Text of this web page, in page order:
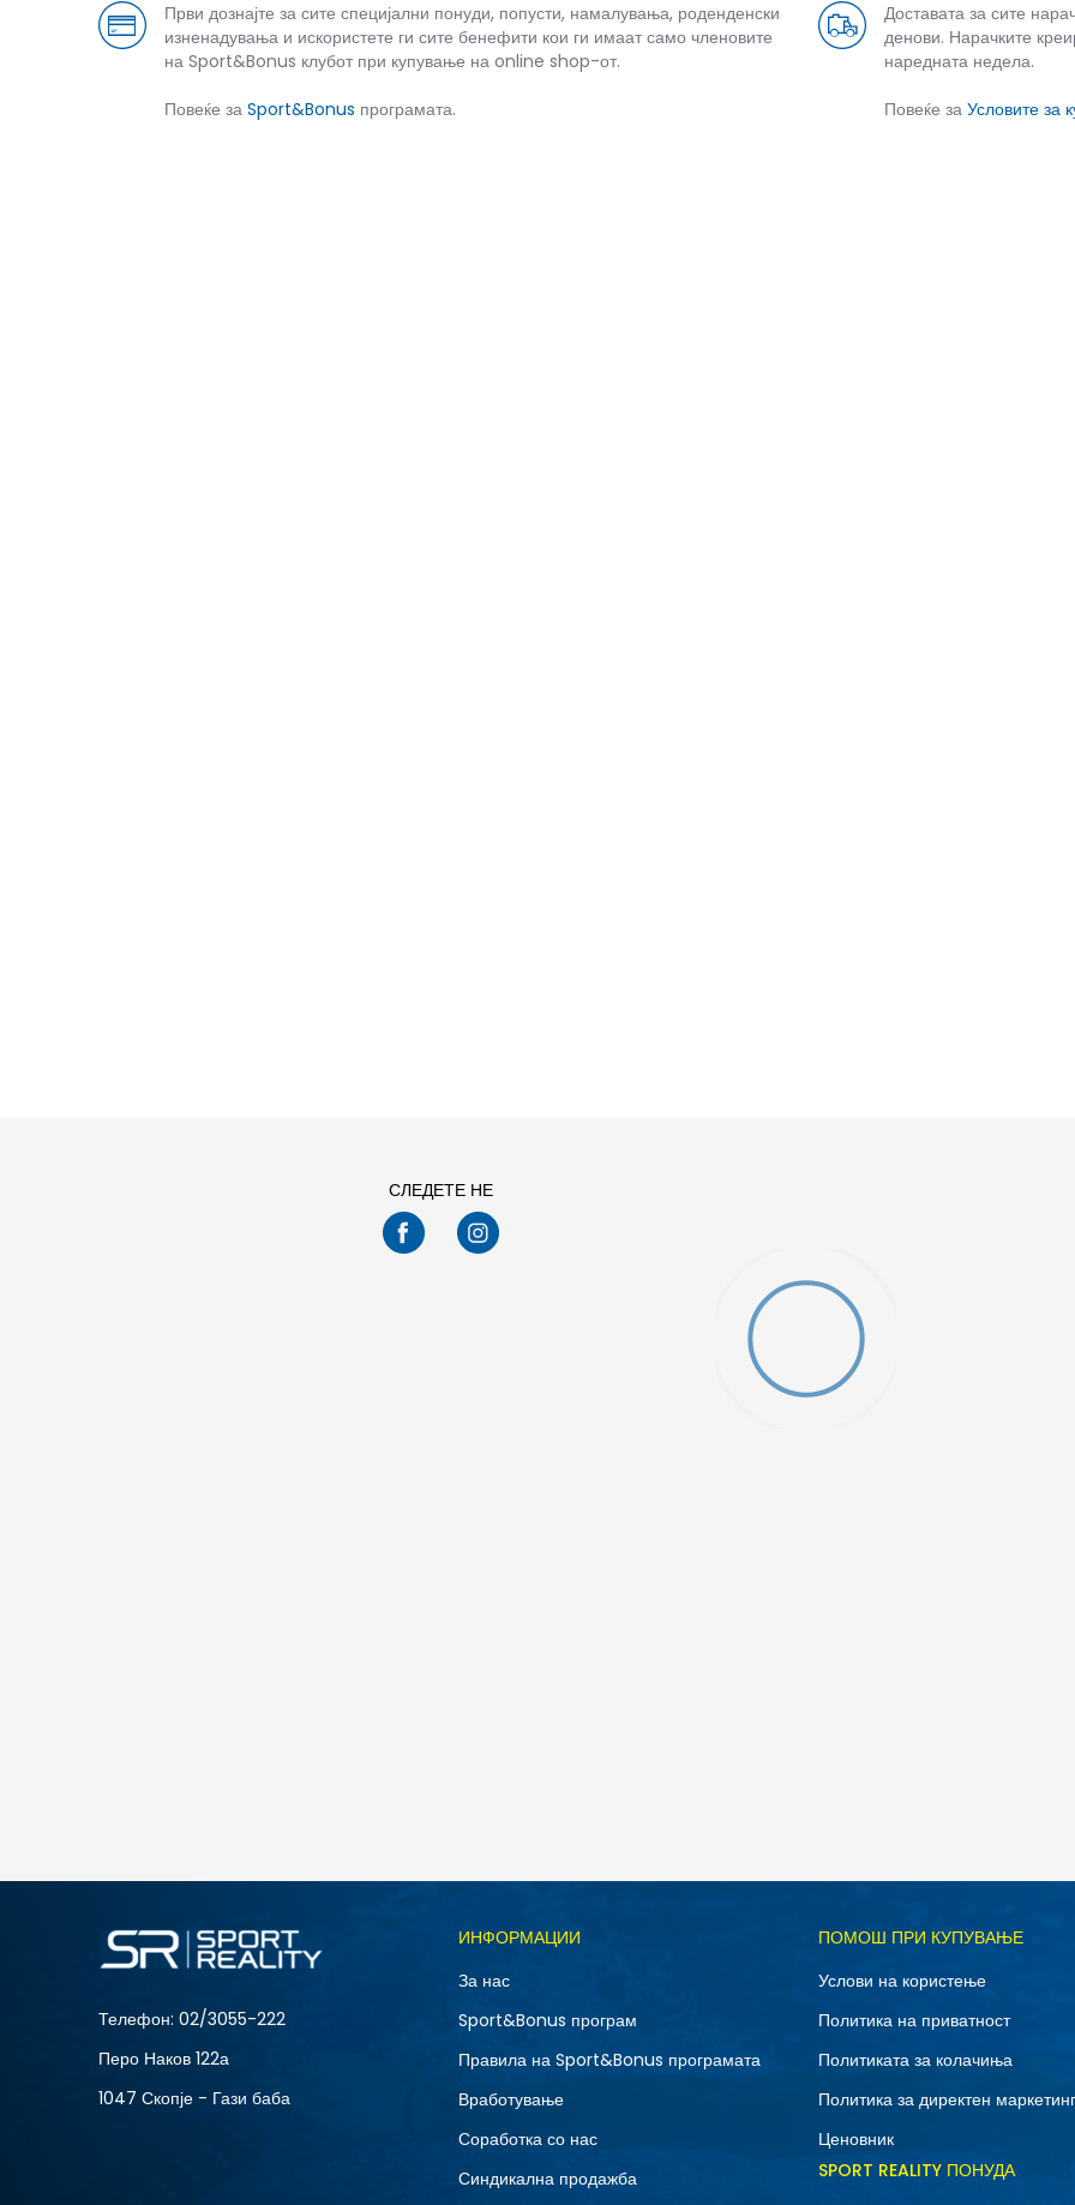
Први дознајте за сите специјални понуди, попусти, намалувања, роденденски
изненадувања и искористете ги сите бенефити кои ги имаат само членовите
на Sport&Bonus клубот при купување на online shop-от.
Повеќе за Sport&Bonus програмата.
Доставата за сите
денови. Нарачките
наредната недела.
Повеќе за Условите за
СЛЕДЕТЕ НЕ
Телефон: 02/3055-222
Перо Наков 122а
1047 Скопје - Гази баба
ИНФОРМАЦИИ
За нас
Sport&Bonus програм
Правила на Sport&Bonus програмата
Вработување
Соработка со нас
Синдикална продажба
ПОМОШ ПРИ КУПУВАЊЕ
Услови на користење
Политика на приватност
Политиката за колачиња
Политика за директен маркетинг
Ценовник
SPORT REALITY ПОНУДА